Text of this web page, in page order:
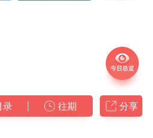
录 往期 分享